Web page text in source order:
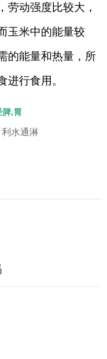
劳动强度比较大，
玉米中的能量较
的能量和热量，所
进行食用。
脾,胃
水通淋